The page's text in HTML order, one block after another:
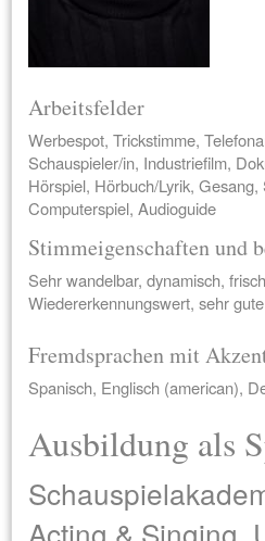
Arbeitsfelder
Werbespot, Trickstimme,
Schauspieler/in, Industriefilm,
Hörspiel, Hörbuch/Lyrik,
Computerspiel, Audioguide
Stimmeigenschaften und
Sehr wandelbar, dynamisch,
Wiedererkennungswert, sehr
Fremdsprachen mit
Spanisch, Englisch (american),
Ausbildung als
Acting & Singing,